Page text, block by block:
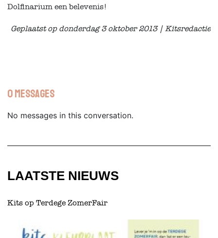
Dolfinarium een belevenis!
Geplaatst op donderdag 3 oktober 2013 | Kitsredactie
0 Messages
No messages in this conversation.
LAATSTE NIEUWS
Kits op Terdege ZomerFair